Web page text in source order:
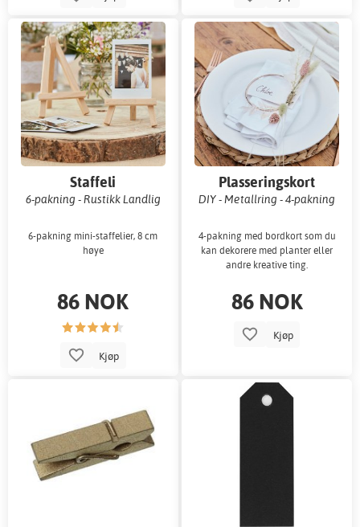
Staffeli
6-pakning - Rustikk Landlig
6-pakning mini-staffelier, 8 cm
høye
86 NOK
Kjøp
Plasseringskort
DIY - Metallring - 4-pakning
4-pakning med bordkort som du
kan dekorere med planter eller
andre kreative ting.
86 NOK
Kjøp